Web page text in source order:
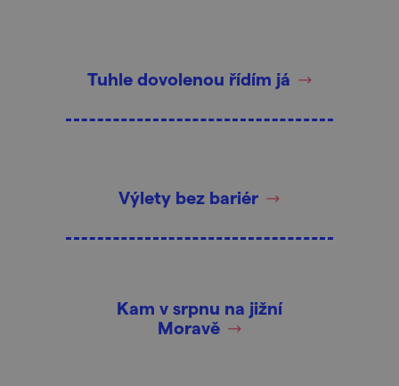
Tuhle dovolenou řídím já
Výlety bez bariér
Kam v srpnu na jižní
Moravě